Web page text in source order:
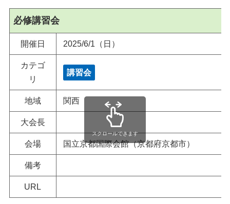
ジャーナル・出版物
ガイドライン
教育・研究
認定資格
各種手続き
必修講習会
開催日 2025/6/1（日）
カテゴ
リ
講習会
地域 関西
大会長
会場 国立京都国際会館（京都府京都市）
備考
URL
スクロールできます